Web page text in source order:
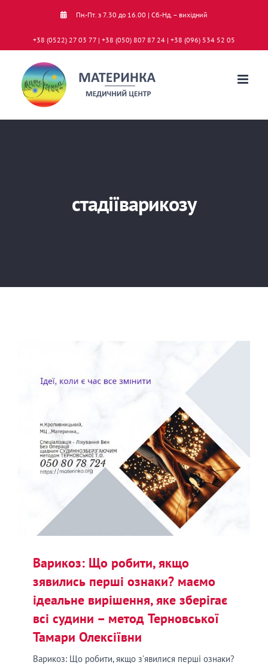
Пн.-Пт. з 7.30 до 16.00 | Сб.-Нд. – вихідний
+38 (0522) 27 03 77 | +38 (050) 807 87 24 | +38 (096) 534 52 05
стадіїварикозу
Варикоз: Що робити, якщо
зявились перші ознаки? маємо
ідеальне вирішення, яке зберігає
всі судини – метод Терновської
Тамари Олексіївни
Варикоз: Що робити, якщо з'явилися перші ознаки?